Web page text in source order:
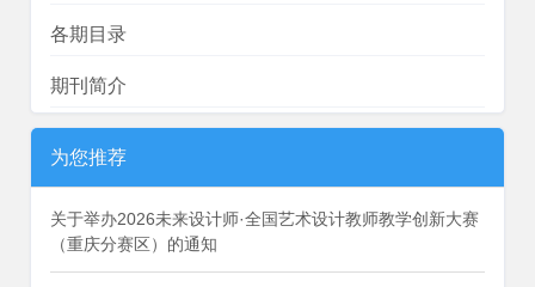
各期目录
期刊简介
为您推荐
关于举办2026未来设计师·全国艺术设计教师教学创新大赛
（重庆分赛区）的通知